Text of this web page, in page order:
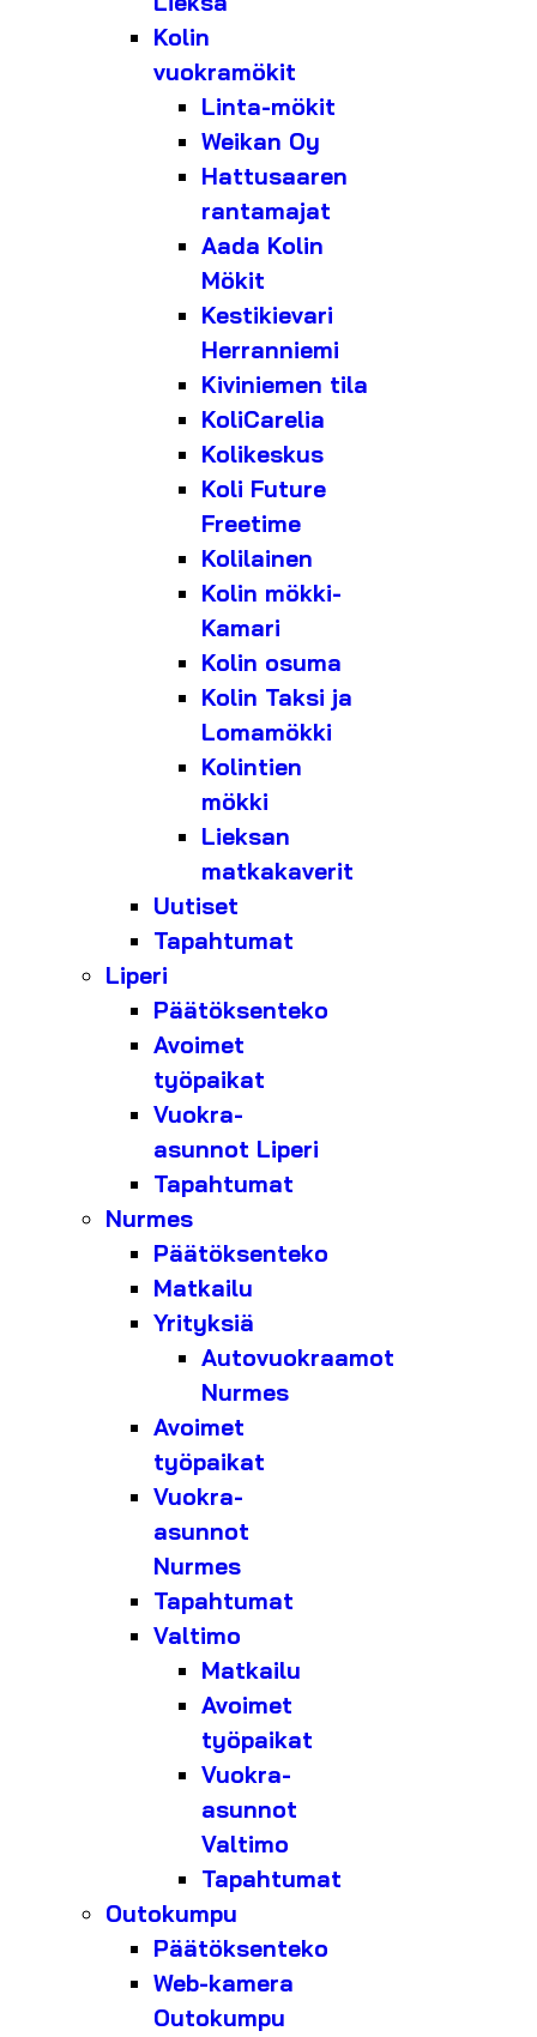
Kolin
vuokramökit
Linta-mökit
Weikan Oy
Hattusaaren
rantamajat
Aada Kolin
Mökit
Kestikievari
Herranniemi
Kiviniemen tila
KoliCarelia
Kolikeskus
Koli Future
Freetime
Kolilainen
Kolin mökki-
Kamari
Kolin osuma
Kolin Taksi ja
Lomamökki
Kolintien
mökki
Lieksan
matkakaverit
Uutiset
Tapahtumat
Liperi
Päätöksenteko
Avoimet
työpaikat
Vuokra-
asunnot Liperi
Tapahtumat
Nurmes
Päätöksenteko
Matkailu
Yrityksiä
Autovuokraamot
Nurmes
Avoimet
työpaikat
Vuokra-
asunnot
Nurmes
Tapahtumat
Valtimo
Matkailu
Avoimet
työpaikat
Vuokra-
asunnot
Valtimo
Tapahtumat
Outokumpu
Päätöksenteko
Web-kamera
Outokumpu